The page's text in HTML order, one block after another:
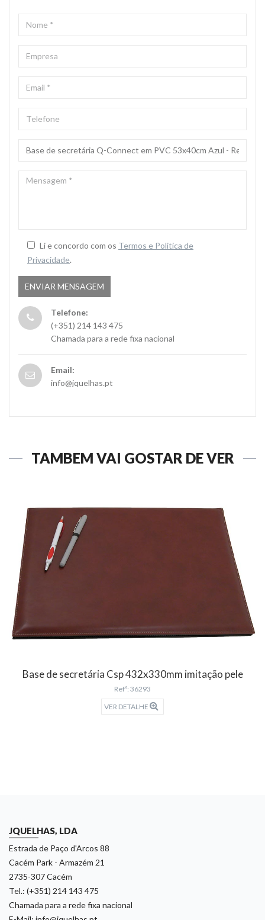
Li e concordo com os Termos e Politica de
Privacidade.
Telefone:
(+351) 214 143 475
Chamada para a rede fixa nacional
Email:
info@jquelhas.pt
TAMBÉM VAI GOSTAR DE VER
Base de secretária Csp 432x330mm imitação pele
Refª: 36293
VER DETALHE
JQUELHAS, LDA
Estrada de Paço d'Arcos 88
Cacém Park - Armazém 21
2735-307 Cacém
Tel.: (+351) 214 143 475
Chamada para a rede fixa nacional